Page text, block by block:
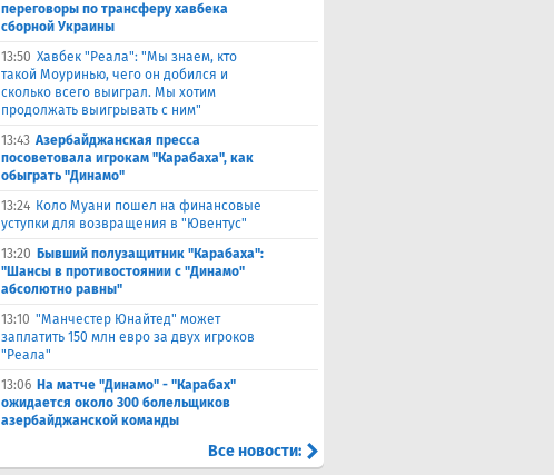
переговоры по трансферу хавбека
сборной Украины
13:50 Хавбек "Реала": "Мы знаем, кто
такой Моуринью, чего он добился и
сколько всего выиграл. Мы хотим
продолжать выигрывать с ним"
13:43 Азербайджанская пресса
посоветовала игрокам "Карабаха", как
обыграть "Динамо"
13:24 Коло Муани пошел на финансовые
уступки для возвращения в "Ювентус"
13:20 Бывший полузащитник "Карабаха":
"Шансы в противостоянии с "Динамо"
абсолютно равны"
13:10 "Манчестер Юнайтед" может
заплатить 150 млн евро за двух игроков
"Реала"
13:06 На матче "Динамо" - "Карабах"
ожидается около 300 болельщиков
азербайджанской команды
Все новости: